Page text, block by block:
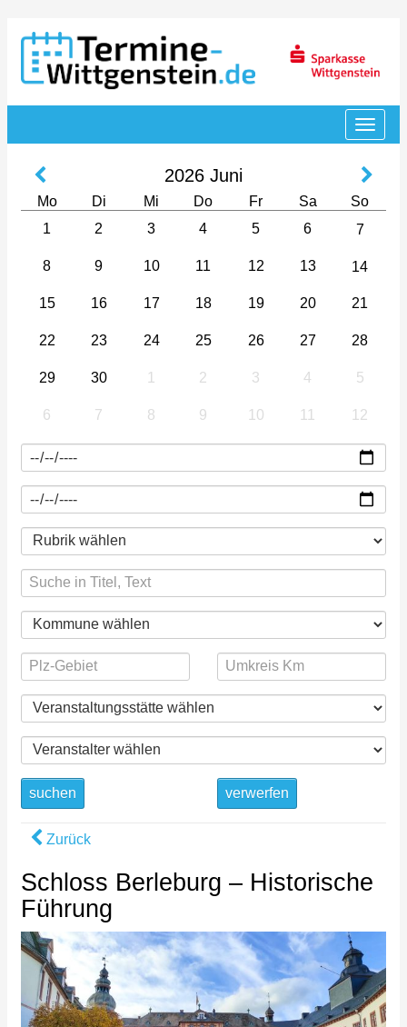
2026 Juni
Mo Di Mi Do Fr Sa
So
1
2 3 4 5 6 7
8 9 10 11 12 13 14
15 16 17 18 19 20 21
22 23 24 25 26 27 28
29 30 1 2 3 4 5
6 7 8 9 10 11 12
suchen verwerfen
Zurück
Schloss Berleburg – Historische
Führung